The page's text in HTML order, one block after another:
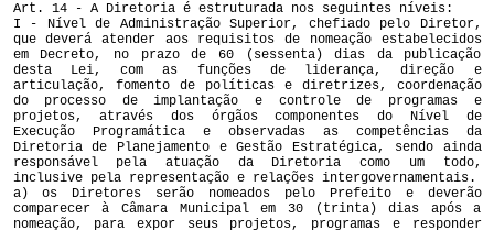
Art. 14 - A Diretoria é estruturada nos seguintes níveis:
I - Nível de Administração Superior, chefiado pelo Diretor,
que deverá atender aos requisitos de nomeação estabelecidos
em Decreto, no prazo de 60 (sessenta) dias da publicação
desta Lei, com as funções de liderança, direção e
articulação, fomento de políticas e diretrizes, coordenação
do processo de implantação e controle de programas e
projetos, através dos órgãos componentes do Nível de
Execução Programática e observadas as competências da
Diretoria de Planejamento e Gestão Estratégica, sendo ainda
responsável pela atuação da Diretoria como um todo,
inclusive pela representação e relações intergovernamentais.
a) os Diretores serão nomeados pelo Prefeito e deverão
comparecer à Câmara Municipal em 30 (trinta) dias após a
nomeação, para expor seus projetos, programas e responder